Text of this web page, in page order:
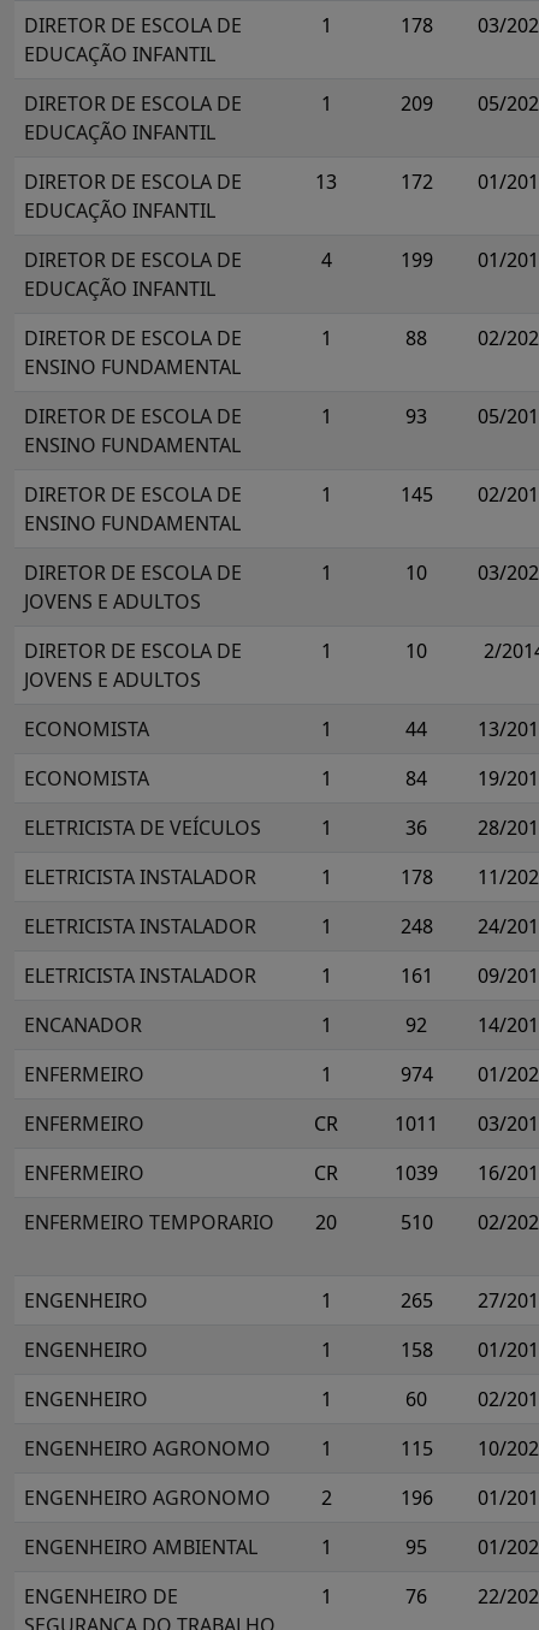
DIRETOR DE ESCOLA DE
EDUCAÇÃO INFANTIL
1 178 03/
DIRETOR DE ESCOLA DE
EDUCAÇÃO INFANTIL
1 209 05/
DIRETOR DE ESCOLA DE
EDUCAÇÃO INFANTIL
13 172 01/
DIRETOR DE ESCOLA DE
EDUCAÇÃO INFANTIL
4 199 01/
DIRETOR DE ESCOLA DE
ENSINO FUNDAMENTAL
1 88 02/
DIRETOR DE ESCOLA DE
ENSINO FUNDAMENTAL
1 93 05/
DIRETOR DE ESCOLA DE
ENSINO FUNDAMENTAL
1 145 02/
DIRETOR DE ESCOLA DE
JOVENS E ADULTOS
1 10 03/
DIRETOR DE ESCOLA DE
JOVENS E ADULTOS
1 10 2/
ECONOMISTA 1 44
13/
ECONOMISTA
1 84
19/
ELETRICISTA DE VEÍCULOS
1 36
28/
ELETRICISTA INSTALADOR
1 178
11/
ELETRICISTA INSTALADOR
1 248
24/
ELETRICISTA INSTALADOR
1 161
09/
ENCANADOR
1 92
14/
ENFERMEIRO
1 974
01/
ENFERMEIRO
CR 1011
03/
ENFERMEIRO
CR 1039
16/
ENFERMEIRO TEMPORARIO
20 510 02/
ENGENHEIRO 1 265
27/
ENGENHEIRO
1 158
01/
ENGENHEIRO
1 60
02/
ENGENHEIRO AGRONOMO
1 115
10/
ENGENHEIRO AGRONOMO
2 196
01/
ENGENHEIRO AMBIENTAL
1 95
01/
ENGENHEIRO DE
1 76 22/